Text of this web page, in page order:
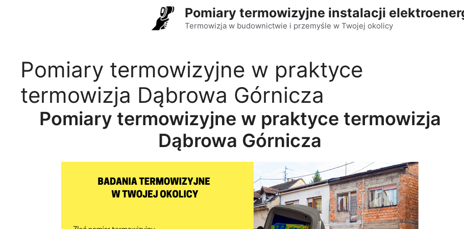
Pomiary termowizyjne instalacji
Termowizja w budownictwie i przemyśle w Twojej okolicy
Pomiary termowizyjne w praktyce
termowizja Dąbrowa Górnicza
Pomiary termowizyjne w praktyce termowizja
Dąbrowa Górnicza